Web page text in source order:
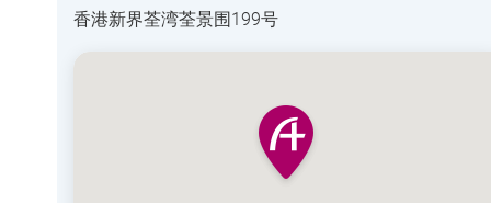
香港新界荃湾荃景围199号